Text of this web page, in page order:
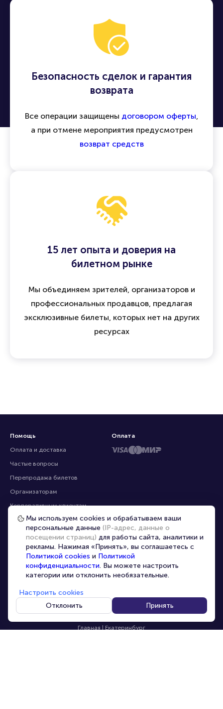
Безопасность сделок и гарантия
возврата
Все операции защищены договором оферты
а при отмене мероприятия предусмотрен
возврат средств
15 лет опыта и доверия на
билетном рынке
Мы объединяем зрителей, организаторов и
профессиональных продавцов, предлагая
эксклюзивные билеты, которых нет на других
ресурсах
Помощь
Оплата и доставка
Частые вопросы
Перепродажа билетов
Организаторам
Корпоративным клиентам
VIP-билеты
Условия использования
Персональные данные
Контакты
Карта сайта
Управление cookies
8-800-500-42-62
info@portalbilet.ru
Все площадки
Оплата
Главная | Екатеринбург
Мы используем cookies и обрабатываем ваши
персональные данные (IP-адрес, данные о
посещении страниц) для работы сайта, аналитики и
рекламы. Нажимая «Принять», вы соглашаетесь с
Политикой cookies и Политикой
конфиденциальности. Вы можете настроить
категории или отклонить необязательные.
Настроить cookies
Отклонить
Принять